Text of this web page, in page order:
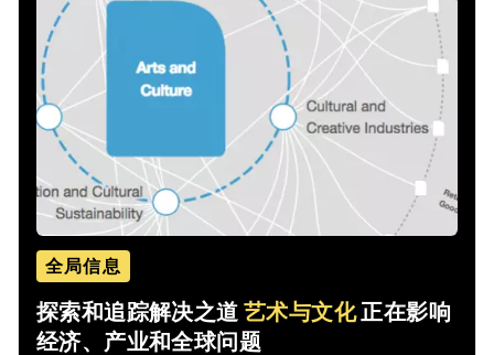
全局信息
探索和追踪解决之道艺术与文化正在影响
经济、产业和全球问题